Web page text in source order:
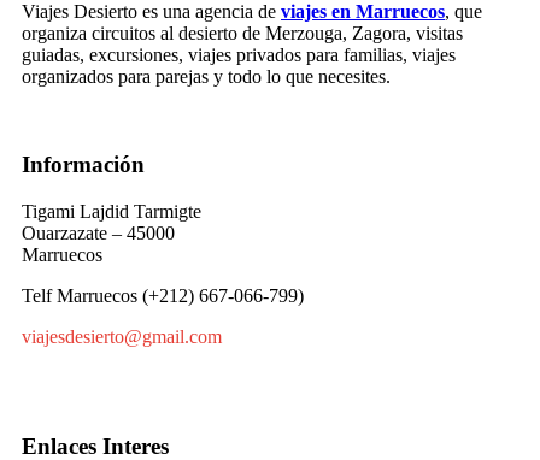
Viajes Desierto es una agencia de viajes en Marruecos, que
organiza circuitos al desierto de Merzouga, Zagora, visitas
guiadas, excursiones, viajes privados para familias, viajes
organizados para parejas y todo lo que necesites.
Información
Tigami Lajdid Tarmigte
Ouarzazate – 45000
Marruecos
Telf Marruecos (+212) 667-066-799)
viajesdesierto@gmail.com
Enlaces Interes